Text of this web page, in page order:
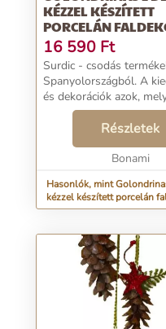
KÉZZEL KÉSZÍTETT
PORCELÁN
SZETT - SURDIC
16 590 Ft
Surdic - csodás
Spanyolországból. A
és dekorációk azok,
otthonossá teszik a
is nem teszed
a mindennapjaidat?
újdonságot és ...
Részletek
Bonami
Hasonlók, mint
kézzel készített porcelán
szett - Surdic